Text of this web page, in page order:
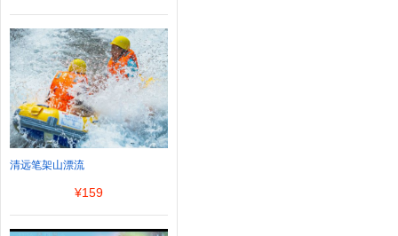
清远笔架山漂流
¥159